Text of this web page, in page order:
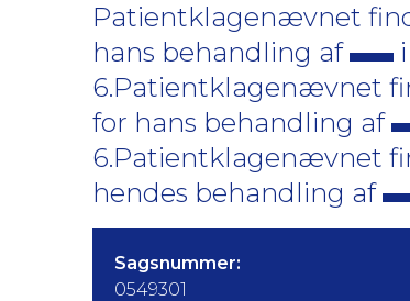
Patientklagenævnet
hans behandling af
6.Patientklagenævnet
for hans behandling af
6.Patientklagenævnet
hendes behandling af
Sagsnummer:
0549301